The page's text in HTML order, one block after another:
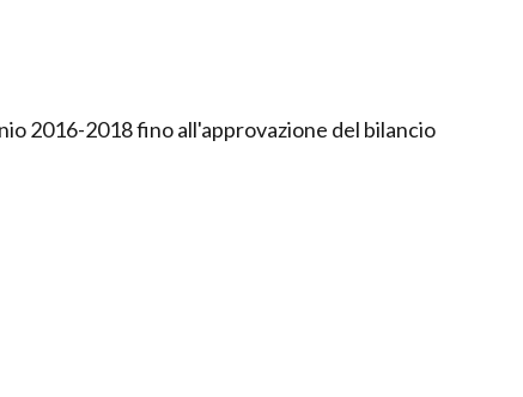
2016-2018 fino all'approvazione del bilancio